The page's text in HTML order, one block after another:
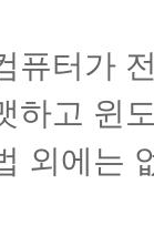
퓨터가
하고 윈
외에는